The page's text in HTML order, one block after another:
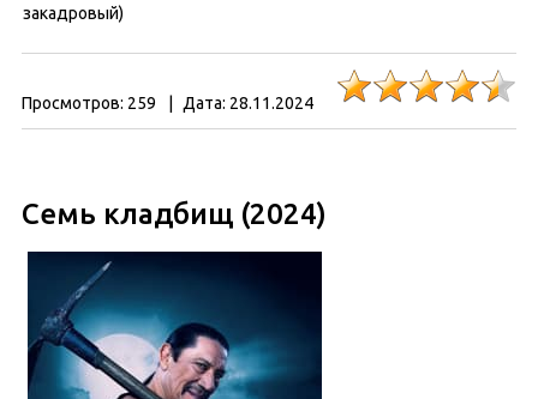
закадровый)
Просмотров: 259 Дата: 28.11.2024
Семь кладбищ (2024)